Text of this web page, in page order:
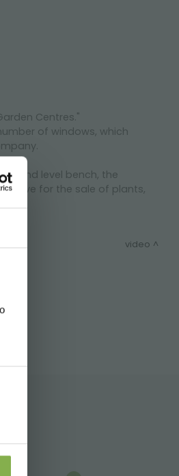
Centres."
of windows, which
level bench, the
for the sale of plants,
video